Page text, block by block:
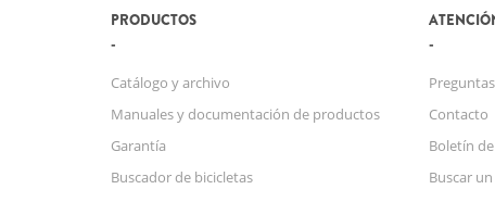
PRODUCTOS
Catálogo y archivo
Manuales y documentación de productos
Garantía
Buscador de bicicletas
Contacto
Boletín
Buscar